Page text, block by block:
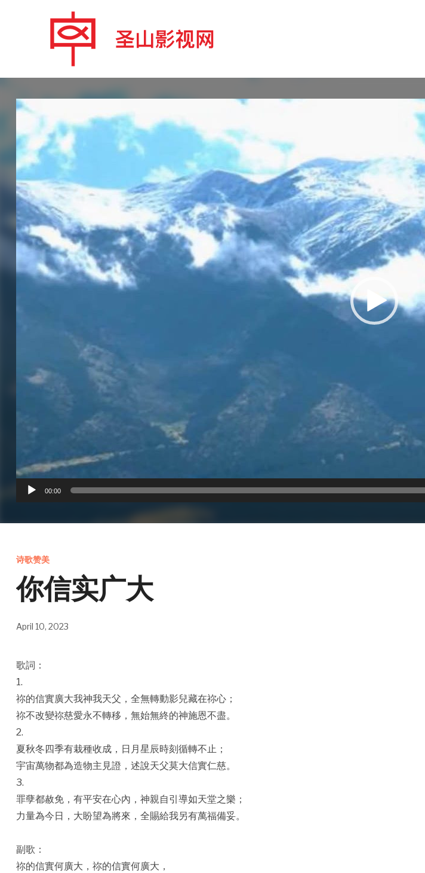
00:00
诗歌赞美
你信实广大
April 10, 2023
歌詞：
1.
祢的信實廣大我神我天父，全無轉動影兒藏在祢心；
祢不改變祢慈愛永不轉移，無始無終的神施恩不盡。
2.
夏秋冬四季有栽種收成，日月星辰時刻循轉不止；
宇宙萬物都為造物主見證，述說天父莫大信實仁慈。
3.
罪孽都赦免，有平安在心內，神親自引導如天堂之樂；
力量為今日，大盼望為將來，全賜給我另有萬福備妥。
副歌：
祢的信實何廣大，祢的信實何廣大，